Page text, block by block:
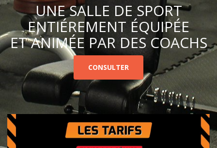
UNE SALLE DE SPORT
ENTIÉREMENT ÉQUIPÉE
ET ANIMÉE PAR DES COACHS
CONSULTER